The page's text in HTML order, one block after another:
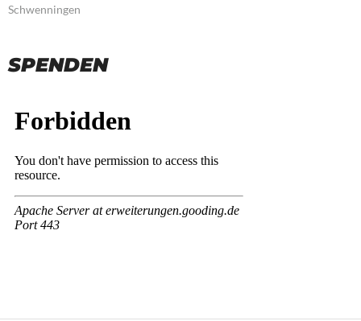
Schwenningen
SPENDEN